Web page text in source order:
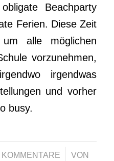
Beachparty
Ferien. Diese Zeit
alle möglichen
vorzunehmen,
irgendwas
und vorher
busy.
KOMMENTARE
/
VON